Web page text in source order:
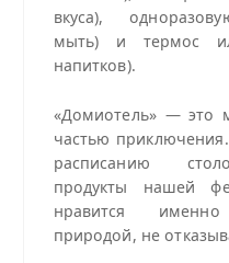
вкуса),
мыть) и термос
напитков).
«Домиотель» — это
частью
расписанию
продукты нашей
нравится
природой, не